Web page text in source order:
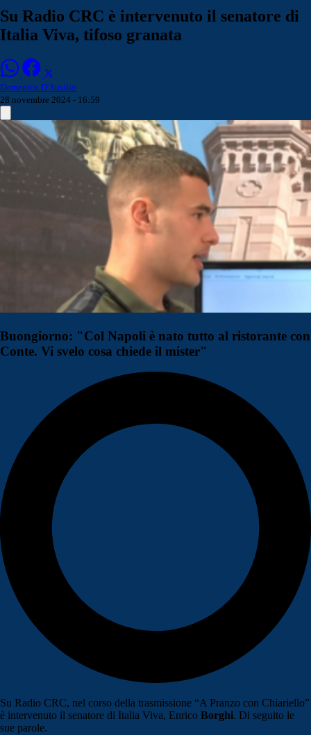
Su Radio CRC è intervenuto il senatore di
Italia Viva, tifoso granata
Domenico D'Ausilio
28 novembre 2024 - 16:59
Buongiorno: "Col Napoli è nato tutto al ristorante con
Conte. Vi svelo cosa chiede il mister"
Su Radio CRC, nel corso della trasmissione “A Pranzo con Chiariello”
è intervenuto il senatore di Italia Viva, Enrico Borghi. Di seguito le
sue parole.